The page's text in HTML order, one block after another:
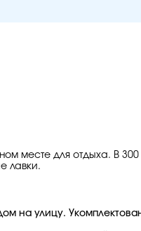
месте для отдыха. В
лавки.
на улицу.